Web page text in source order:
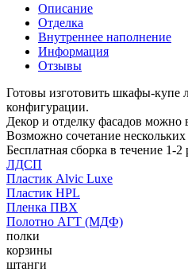
Описание
Отделка
Внутреннее наполнение
Информация
Отзывы
Готовы изготовить шкафы-купе
конфигурации.
Декор и отделку фасадов можно
Возможно сочетание
Бесплатная сборка в течение 1-2
ЛДСП
Пластик Alvic Luxe
Пластик HPL
Пленка ПВХ
Полотно АГТ (МДФ)
полки
корзины
штанги